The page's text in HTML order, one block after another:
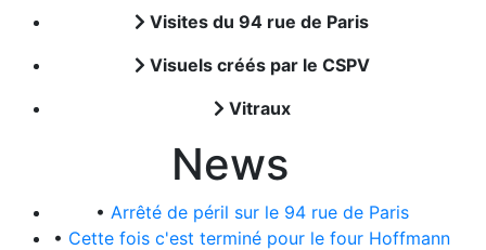
Visites du 94 rue de Paris
Visuels créés par le CSPV
Vitraux
News
• Arrêté de péril sur le 94 rue de Paris
• Cette fois c'est terminé pour le four Hoffmann